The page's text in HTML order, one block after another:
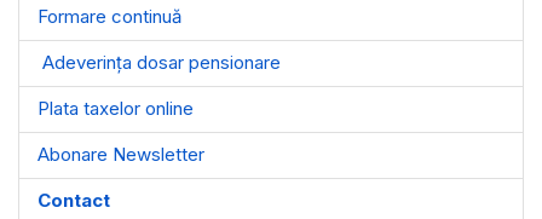
Formare continuă
Adeverința dosar pensionare
Plata taxelor online
Abonare Newsletter
Contact